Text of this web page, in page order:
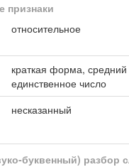
признаки
относительное
краткая форма,
единственное число
несказанный
буквенный) разбор